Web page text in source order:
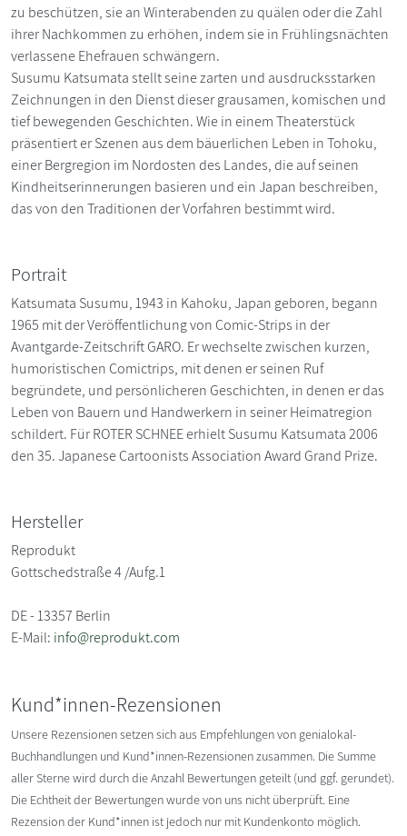
zu beschützen, sie an Winterabenden zu quälen oder die Zahl
ihrer Nachkommen zu erhöhen, indem sie in Frühlingsnächten
verlassene Ehefrauen schwängern.
Susumu Katsumata stellt seine zarten und ausdrucksstarken
Zeichnungen in den Dienst dieser grausamen, komischen und
tief bewegenden Geschichten. Wie in einem Theaterstück
präsentiert er Szenen aus dem bäuerlichen Leben in Tohoku,
einer Bergregion im Nordosten des Landes, die auf seinen
Kindheitserinnerungen basieren und ein Japan beschreiben,
das von den Traditionen der Vorfahren bestimmt wird.
Portrait
Katsumata Susumu, 1943 in Kahoku, Japan geboren, begann
1965 mit der Veröffentlichung von Comic-Strips in der
Avantgarde-Zeitschrift GARO. Er wechselte zwischen kurzen,
humoristischen Comictrips, mit denen er seinen Ruf
begründete, und persönlicheren Geschichten, in denen er das
Leben von Bauern und Handwerkern in seiner Heimatregion
schildert. Für ROTER SCHNEE erhielt Susumu Katsumata 2006
den 35. Japanese Cartoonists Association Award Grand Prize.
Hersteller
Reprodukt
Gottschedstraße 4 /Aufg.1
DE - 13357 Berlin
E-Mail: info@reprodukt.com
Kund*innen-Rezensionen
Unsere Rezensionen setzen sich aus Empfehlungen von genialokal-
Buchhandlungen und Kund*innen-Rezensionen zusammen. Die Summe
aller Sterne wird durch die Anzahl Bewertungen geteilt (und ggf. gerundet).
Die Echtheit der Bewertungen wurde von uns nicht überprüft. Eine
Rezension der Kund*innen ist jedoch nur mit Kundenkonto möglich.